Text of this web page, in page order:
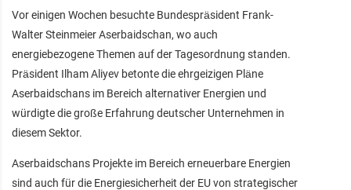
Vor einigen Wochen besuchte Bundespräsident Frank-
Walter Steinmeier Aserbaidschan, wo auch
energiebezogene Themen auf der Tagesordnung standen.
Präsident Ilham Aliyev betonte die ehrgeizigen Pläne
Aserbaidschans im Bereich alternativer Energien und
würdigte die große Erfahrung deutscher Unternehmen in
diesem Sektor.
Aserbaidschans Projekte im Bereich erneuerbare Energien
sind auch für die Energiesicherheit der EU von strategischer